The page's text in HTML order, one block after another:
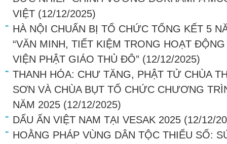
VIỆT (12/12/2025)
HÀ NỘI CHUẨN BỊ TỔ CHỨC TỔNG KẾT 5
“VĂN MINH, TIẾT KIỆM TRONG HOẠT
VIỆN PHẬT GIÁO THỦ ĐÔ” (12/12/2025)
THANH HÓA: CHƯ TĂNG, PHẬT TỬ CHÙA
SƠN VÀ CHÙA BỤT TỔ CHỨC CHƯƠNG
NĂM 2025 (12/12/2025)
DẤU ẤN VIỆT NAM TẠI VESAK 2025 (12/12/
HOẰNG PHÁP VÙNG DÂN TỘC THIỂU SỐ: